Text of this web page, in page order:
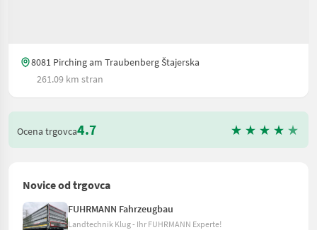
8081 Pirching am Traubenberg Štajerska
261.09 km stran
Ocena trgovca4.7
Novice od trgovca
FUHRMANN Fahrzeugbau
Landtechnik Klug - Ihr FUHRMANN Experte!